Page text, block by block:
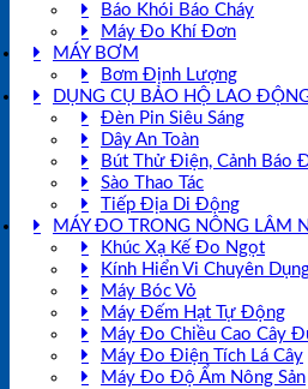
Báo Khói Báo Cháy
Máy Đo Khí Đơn
MÁY BƠM
Bơm Định Lượng
DỤNG CỤ BẢO HỘ LAO
Đèn Pin Siêu Sáng
Dây An Toàn
Bút Thử Điện, Cảnh Báo
Sào Thao Tác
Tiếp Địa Di Động
MÁY ĐO TRONG NÔNG LÂM
Khúc Xạ Kế Đo Ngọt
Kính Hiển Vi Chuyên
Máy Bóc Vỏ
Máy Đếm Hạt Tự Động
Máy Đo Chiều Cao Cây
Máy Đo Điện Tích Lá Cây
Máy Đo Độ Ẩm Nông Sản